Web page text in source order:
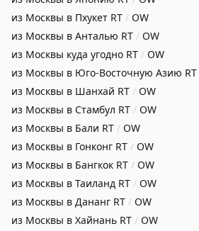
из Москвы в Пхукет RT / OW
из Москвы в Анталью RT / OW
из Москвы куда угодно RT / OW
из Москвы в Юго-Восточную Азию RT
из Москвы в Шанхай RT / OW
из Москвы в Стамбул RT / OW
из Москвы в Бали RT / OW
из Москвы в Гонконг RT / OW
из Москвы в Бангкок RT / OW
из Москвы в Таиланд RT / OW
из Москвы в Дананг RT / OW
из Москвы в Хайнань RT / OW